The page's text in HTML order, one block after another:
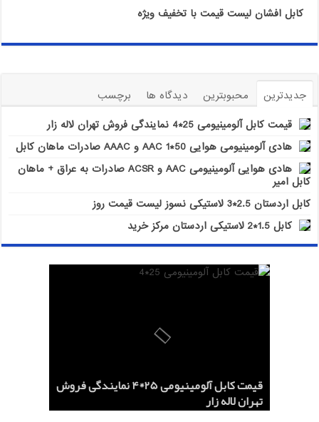
کابل افشان لیست قیمت با تخفیف ویژه
جدیدترین محبوبترین دیدگاه ها
برچسب
قیمت کابل آلومینیومی 25*4 نمایندگی فروش تهران لاله زار
هادی آلومینیومی هوایی 50*1 AAC و AAAC صادرات ماهان کابل
هادی هوایی آلومینیومی AAC و ACSR صادرات به عراق + ماهان
کابل امیر
کابل اردستان 2.5*3 لاستیکی نسوز لیست قیمت روز
کابل 1.5*2 لاستیکی اردستان مرکز خرید
قیمت کابل آلومینیومی 25*4 نمایندگی فروش
تهران لاله زار
هادی آلومینیومی هوایی 50*1 AAC و AAAC
صادرات ماهان کابل
هادی هوایی آلومینیومی AAC و ACSR
صادرات به عراق + ماهان کابل امیر
کابل اردستان 2.5*3 لاستیکی نسوز لیست
قیمت روز
کابل 1.5*2 لاستیکی اردستان مرکز خرید